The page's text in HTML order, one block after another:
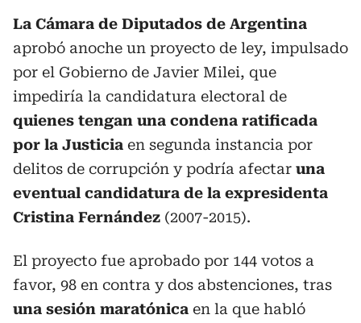
La Cámara de Diputados de Argentina
aprobó anoche un proyecto de ley, impulsado
por el Gobierno de Javier Milei, que
impediría la candidatura electoral de
quienes tengan una condena ratificada
por la Justicia en segunda instancia por
delitos de corrupción y podría afectar una
eventual candidatura de la expresidenta
Cristina Fernández (2007-2015).
El proyecto fue aprobado por 144 votos a
favor, 98 en contra y dos abstenciones, tras
una sesión maratónica en la que habló